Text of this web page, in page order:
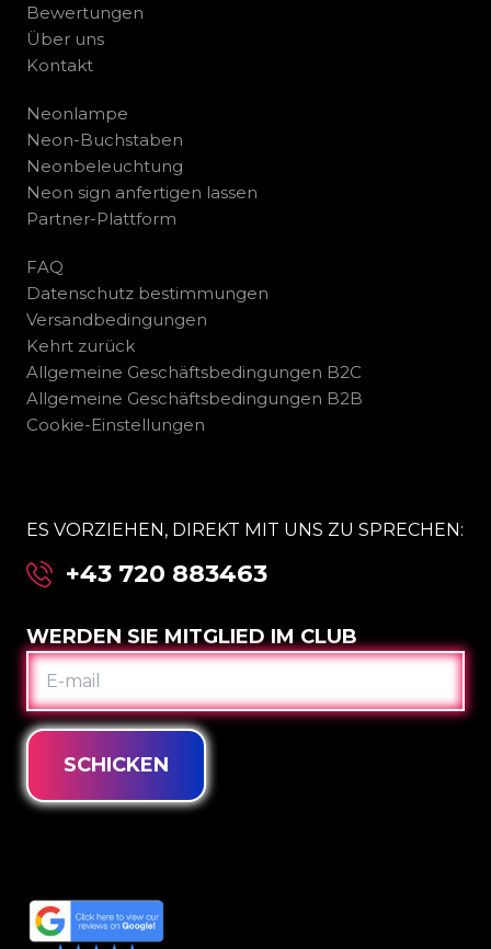
Bewertungen
Über uns
Kontakt
Neonlampe
Neon-Buchstaben
Neonbeleuchtung
Neon sign anfertigen lassen
Partner-Plattform
FAQ
Datenschutz bestimmungen
Versandbedingungen
Kehrt zurück
Allgemeine Geschäftsbedingungen B2C
Allgemeine Geschäftsbedingungen B2B
Cookie-Einstellungen
ES VORZIEHEN, DIREKT MIT UNS ZU SPRECHEN:
+43 720 883463
WERDEN SIE MITGLIED IM CLUB
E-
MAIL
SCHICKEN